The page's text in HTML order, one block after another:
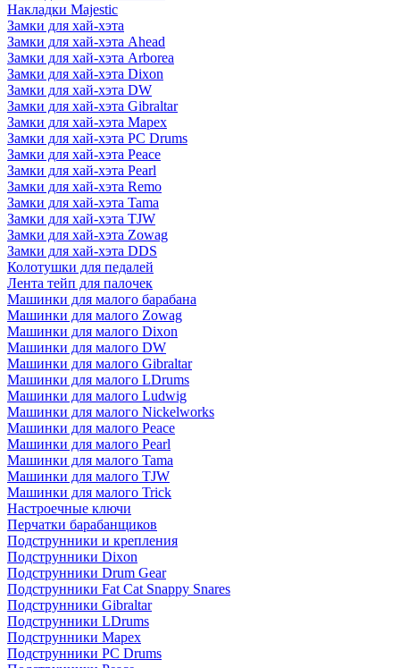
Накладки Majestic
Замки для хай-хэта
Замки для хай-хэта Ahead
Замки для хай-хэта Arborea
Замки для хай-хэта Dixon
Замки для хай-хэта DW
Замки для хай-хэта Gibraltar
Замки для хай-хэта Mapex
Замки для хай-хэта PC Drums
Замки для хай-хэта Peace
Замки для хай-хэта Pearl
Замки для хай-хэта Remo
Замки для хай-хэта Tama
Замки для хай-хэта TJW
Замки для хай-хэта Zowag
Замки для хай-хэта DDS
Колотушки для педалей
Лента тейп для палочек
Машинки для малого барабана
Машинки для малого Zowag
Машинки для малого Dixon
Машинки для малого DW
Машинки для малого Gibraltar
Машинки для малого LDrums
Машинки для малого Ludwig
Машинки для малого Nickelworks
Машинки для малого Peace
Машинки для малого Pearl
Машинки для малого Tama
Машинки для малого TJW
Машинки для малого Trick
Настроечные ключи
Перчатки барабанщиков
Подструнники и крепления
Подструнники Dixon
Подструнники Drum Gear
Подструнники Fat Cat Snappy Snares
Подструнники Gibraltar
Подструнники LDrums
Подструнники Mapex
Подструнники PC Drums